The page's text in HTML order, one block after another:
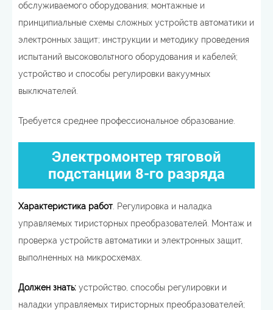
обслуживаемого оборудования; монтажные и
принципиальные схемы сложных устройств автоматики и
электронных защит; инструкции и методику проведения
испытаний высоковольтного оборудования и кабелей;
устройство и способы регулировки вакуумных
выключателей.
Требуется среднее профессиональное образование.
Электромонтер тяговой
подстанции 8-го разряда
Характеристика работ . Регулировка и наладка
управляемых тиристорных преобразователей. Монтаж и
проверка устройств автоматики и электронных защит,
выполненных на микросхемах.
Должен знать: устройство, способы регулировки и
наладки управляемых тиристорных преобразователей;